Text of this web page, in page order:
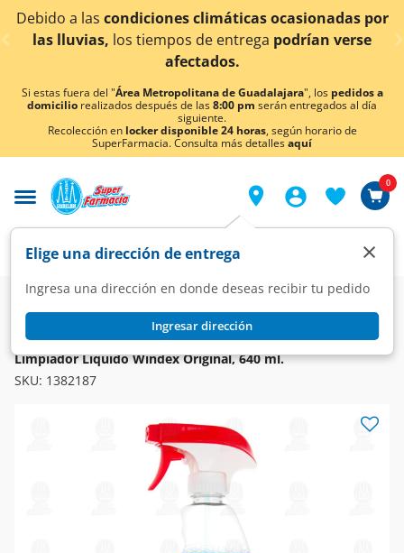
< div class="carousel-inner">
a lascondiciones climáticas ocasionadas por
lluvias,los tiempos de entregapodrían verse
afectados.
Si estas fuera del "Área Metropolitana de Guadalajara", los pedidos a
domicilio realizados después de las8:00 pm serán entregados al día
siguiente.
Recolección en locker disponible 24 horas, según horario de
SuperFarmacia. Consulta más detallesaquí
Elige una dirección de entrega
Ingresa una dirección en donde deseas recibir tu pedido
Ingresar dirección
×
0
Super Hogar
Limpieza
Limpiadores y Desmanchadores
WINDEX
Limpiador Líquido Windex Original, 640 ml.
SKU: 1382187